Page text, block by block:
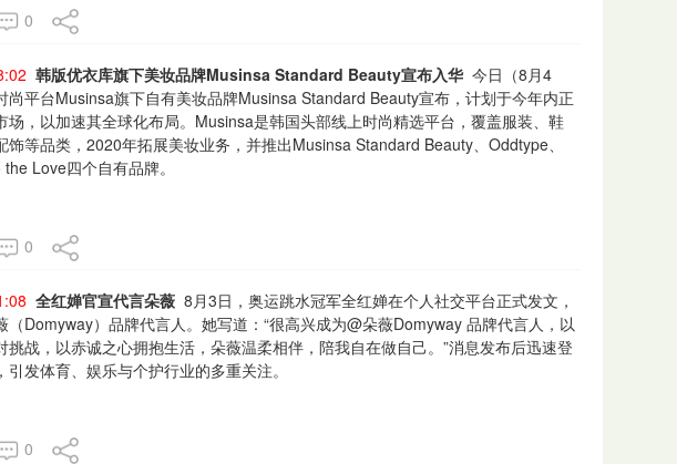
0
韩版优衣库旗下美妆品牌Musinsa Standard Beauty宣布入华今日（8月4
尚平台Musinsa旗下自有美妆品牌Musinsa Standard Beauty宣布，计划于今年内正
场，以加速其全球化布局。Musinsa是韩国头部线上时尚精选平台，覆盖服装、鞋
饰等品类，2020年拓展美妆业务，并推出Musinsa Standard Beauty、Oddtype、
Love四个自有品牌。
0
全红婵官宣代言朵薇8月3日，奥运跳水冠军全红婵在个人社交平台正式发文，
（Domyway）品牌代言人。她写道：“很高兴成为@朵薇Domyway 品牌代言人，以
挑战，以赤诚之心拥抱生活，朵薇温柔相伴，陪我自在做自己。”消息发布后迅速登
引发体育、娱乐与个护行业的多重关注。
0